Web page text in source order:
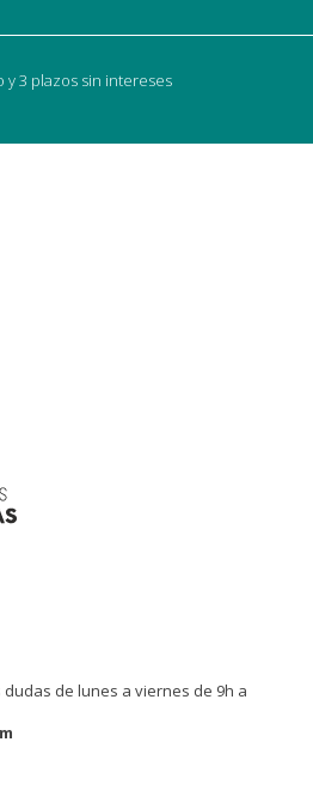
y 3 plazos sin intereses
de lunes a viernes de 9h a